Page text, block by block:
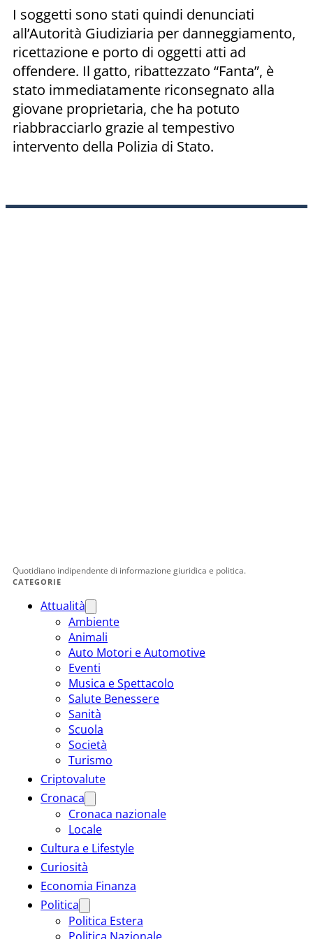
I soggetti sono stati quindi denunciati
all’Autorità Giudiziaria per danneggiamento,
ricettazione e porto di oggetti atti ad
offendere. Il gatto, ribattezzato “Fanta”, è
stato immediatamente riconsegnato alla
giovane proprietaria, che ha potuto
riabbracciarlo grazie al tempestivo
intervento della Polizia di Stato.
Quotidiano indipendente di informazione giuridica e politica.
CATEGORIE
Attualità
Ambiente
Animali
Auto Motori e Automotive
Eventi
Musica e Spettacolo
Salute Benessere
Sanità
Scuola
Società
Turismo
Criptovalute
Cronaca
Cronaca nazionale
Locale
Cultura e Lifestyle
Curiosità
Economia Finanza
Politica
Politica Estera
Politica Nazionale